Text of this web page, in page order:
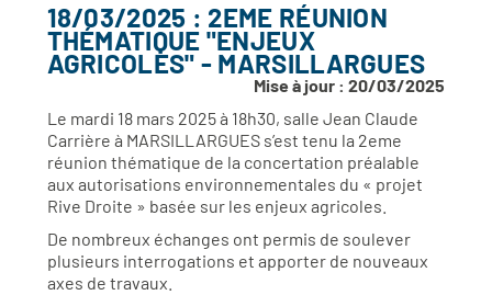
18/03/2025 : 2EME RÉUNION
THÉMATIQUE "ENJEUX
AGRICOLES" - MARSILLARGUES
Mise à jour : 20/03/2025
Le mardi 18 mars 2025 à 18h30, salle Jean Claude
Carrière à MARSILLARGUES s’est tenu la 2eme
réunion thématique de la concertation préalable
aux autorisations environnementales du « projet
Rive Droite » basée sur les enjeux agricoles.
De nombreux échanges ont permis de soulever
plusieurs interrogations et apporter de nouveaux
axes de travaux.